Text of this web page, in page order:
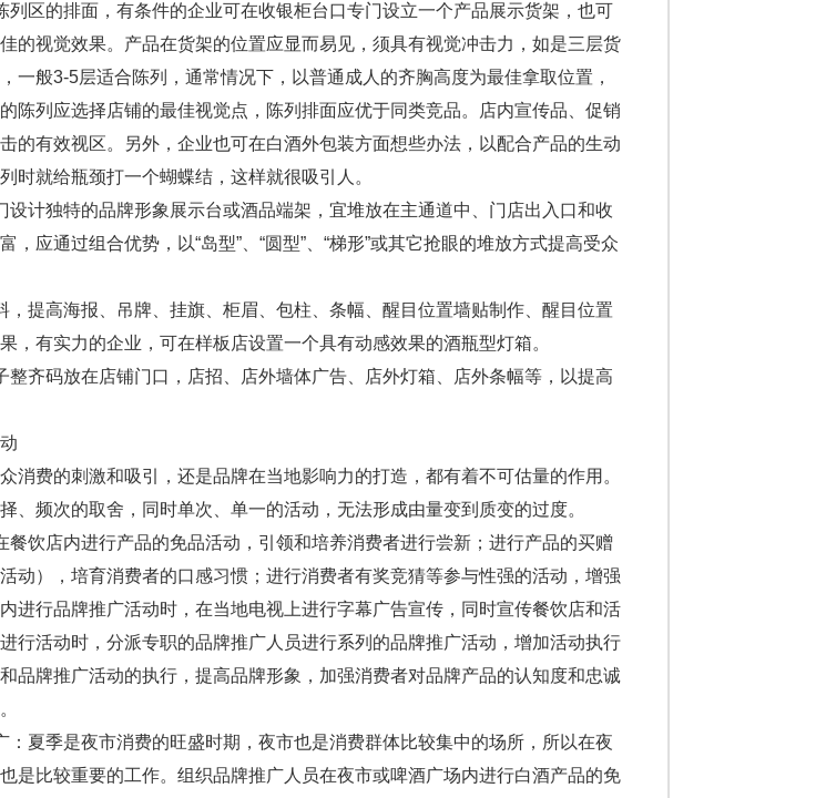
区的排面，有条件的企业可在收银柜台口专门设立一个产品展示货架，也可
的视觉效果。产品在货架的位置应显而易见，须具有视觉冲击力，如是三层货
一般3-5层适合陈列，通常情况下，以普通成人的齐胸高度为最佳拿取位置，
陈列应选择店铺的最佳视觉点，陈列排面应优于同类竞品。店内宣传品、促销
的有效视区。另外，企业也可在白酒外包装方面想些办法，以配合产品的生动
时就给瓶颈打一个蝴蝶结，这样就很吸引人。
独特的品牌形象展示台或酒品端架，宜堆放在主通道中、门店出入口和收
，应通过组合优势，以“岛型”、“圆型”、“梯形”或其它抢眼的堆放方式提高受众
高海报、吊牌、挂旗、柜眉、包柱、条幅、醒目位置墙贴制作、醒目位置
，有实力的企业，可在样板店设置一个具有动感效果的酒瓶型灯箱。
码放在店铺门口，店招、店外墙体广告、店外灯箱、店外条幅等，以提高
费的刺激和吸引，还是品牌在当地影响力的打造，都有着不可估量的作用。
、频次的取舍，同时单次、单一的活动，无法形成由量变到质变的过度。
饮店内进行产品的免品活动，引领和培养消费者进行尝新；进行产品的买赠
动），培育消费者的口感习惯；进行消费者有奖竞猜等参与性强的活动，增强
进行品牌推广活动时，在当地电视上进行字幕广告宣传，同时宣传餐饮店和活
行活动时，分派专职的品牌推广人员进行系列的品牌推广活动，增加活动执行
品牌推广活动的执行，提高品牌形象，加强消费者对品牌产品的认知度和忠诚
季是夜市消费的旺盛时期，夜市也是消费群体比较集中的场所，所以在夜
是比较重要的工作。组织品牌推广人员在夜市或啤酒广场内进行白酒产品的免